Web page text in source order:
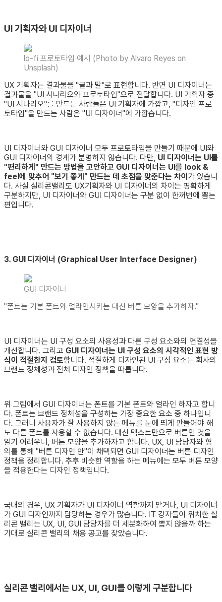
UI 기획자와 UI 디자이너
lo-fi 프로토타입 예시 (Photo by Alvaro Reyes on
Unsplash)
UX 기획자는 결과물을 "글과 말"로 표현합니다. 반면 UI 디자이너는
결과물을 "UI 시나리오와 프로토타입"으로 전달합니다. UI 기획자 중
"UI 시나리오"를 만드는 사람들은 UI 기획자에 가깝고, "디자인 프로
토타입"을 만드는 사람은 "UI 디자이너"에 가깝습니다.
UI 디자이너와 GUI 디자이너 모두 프로토타입을 만들기 때문에 UI와
GUI 디자이너의 경계가 분명하지 않습니다. 다만, UI 디자이너는 UI를
"편리하게" 만드는 방법을 고안하고 GUI 디자이너는 UI를 look &
feel에 맞추어 "보기 좋게" 만드는 데 초점을 맞춘다는 차이 가 있습니
다. 사실 실리콘밸리도 UX기획자와 UI 디자이너의 차이는 명확하게
구분하지만, UI 디자이너와 GUI 디자이너는 구분 없이 한꺼번에 뽑는
편입니다.
3. GUI 디자이너 (Graphical User Interface Designer)
GUI 디자이너
"폰트는 기본 폰트와 얼라인시키는 대신 버튼 모양을 추가하자."
UI 디자이너는 UI 구성 요소의 사용성과 다른 구성 요소와의 연결성을
개선합니다. 그리고 GUI 디자이너는 UI 구성 요소의 시각적인 표현 방
식이 적절한지 검토합니다. 적절하게 디자인된 UI 구성 요소는 회사의
브랜드 정체성과 전체 디자인 정책을 따릅니다.
위 그림에서 GUI 디자이너는 폰트를 기본 폰트와 얼라인 하자고 합니
다. 폰트는 브랜드 정체성을 구성하는 가장 중요한 요소 중 하나입니
다. 그러니 사용자가 잘 사용하지 않는 메뉴를 눈에 띄게 만들어야 해
도 다른 폰트를 사용할 수 없습니다. 대신 텍스트만으로 버튼인 것을
알기 어려우니, 버튼 모양을 추가하자고 합니다. UX, UI 담당자와 협
의를 통해 "버튼 디자인 안"이 채택되면 GUI 디자이너는 버튼 디자인
정책을 정리합니다. 추후 비슷한 역할을 하는 메뉴에는 모두 버튼 모양
을 적용한다는 디자인 정책입니다.
국내의 경우, UX 기획자가 UI 디자이너 역할까지 맡거나, UI 디자이너
가 GUI 디자인까지 담당하는 경우가 많습니다. IT 강자들이 위치한 실
리콘 밸리는 UX, UI, GUI 담당자를 더 세분화하여 뽑지 않을까 하는
기대로 실리콘 밸리의 채용 공고를 찾았습니다.
실리콘 밸리에서는 UX, UI, GUI를 이렇게 구분합니다